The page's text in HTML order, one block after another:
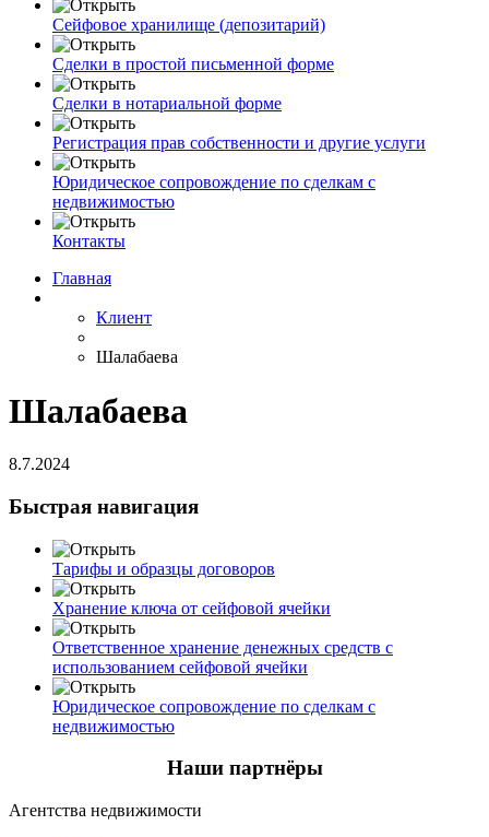
Сейфовое хранилище (депозитарий)
Сделки в простой письменной форме
Сделки в нотариальной форме
Регистрация прав собственности и другие услуги
Юридическое сопровождение по сделкам с
недвижимостью
Контакты
Главная
Клиент
Шалабаева
Шалабаева
8.7.2024
Быстрая навигация
Тарифы и образцы договоров
Хранение ключа от сейфовой ячейки
Ответственное хранение денежных средств с
использованием сейфовой ячейки
Юридическое сопровождение по сделкам с
недвижимостью
Наши партнёры
Агентства недвижимости